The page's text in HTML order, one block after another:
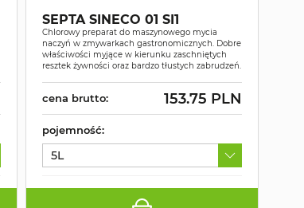
SEPTA SINECO 01 SI1
Chlorowy preparat do maszynowego mycia
naczyń w zmywarkach gastronomicznych. Dobre
właściwości myjące w kierunku zaschniętych
resztek żywności oraz bardzo tłustych zabrudzeń.
cena brutto: 153.75 PLN
pojemność:
5L